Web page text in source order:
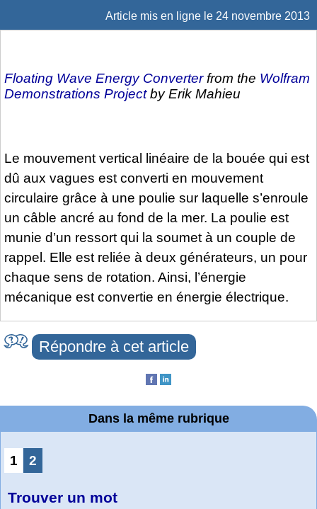
Article mis en ligne le 24 novembre 2013
Floating Wave Energy Converterfrom the Wolfram
Demonstrations Projectby Erik Mahieu
Le mouvement vertical linéaire de la bouée qui est
dû aux vagues est converti en mouvement
circulaire grâce à une poulie sur laquelle s’enroule
un câble ancré au fond de la mer. La poulie est
munie d’un ressort qui la soumet à un couple de
rappel. Elle est reliée à deux générateurs, un pour
chaque sens de rotation. Ainsi, l’énergie
mécanique est convertie en énergie électrique.
Répondre à cet article
Dans la même rubrique
1 2
Trouver un mot